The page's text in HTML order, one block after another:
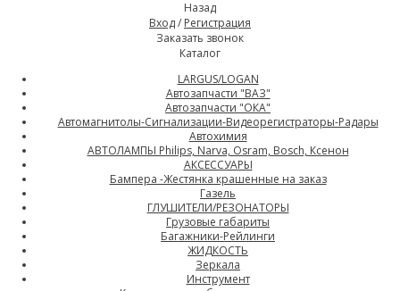
Назад
Вход/ Регистрация
Заказать звонок
Каталог
LARGUS/LOGAN
Автозапчасти "ВАЗ"
Автозапчасти "ОКА"
Автомагнитолы-Сигнализации-Видеорегистраторы-Радары
Автохимия
АВТОЛАМПЫ Philips, Narva, Osram, Bosch, Ксенон
АКСЕССУАРЫ
Бампера -Жестянка крашенные на заказ
Газель
ГЛУШИТЕЛИ/РЕЗОНАТОРЫ
Грузовые габариты
Багажники-Рейлинги
ЖИДКОСТЬ
Зеркала
Инструмент